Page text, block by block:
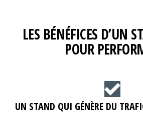
LES BÉNÉFICES D’UN
POUR
UN STAND QUI GÉNÈRE DU